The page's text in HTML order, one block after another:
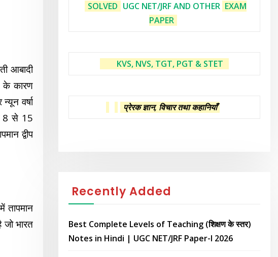
आबादी
के कारण
वर्षा
8 से 15
द्वीप
तापमान
भारत
SOLVED UGC NET/JRF AND OTHER EXAM
PAPER
KVS, NVS, TGT, PGT & STET
प्रेरक ज्ञान, विचार तथा कहानियाँ
Recently Added
Best Complete Levels of Teaching (शिक्षण के स्तर)
Notes in Hindi | UGC NET/JRF Paper-I 2026